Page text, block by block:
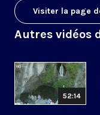
Visiter la page
Autres vidéos
52:14